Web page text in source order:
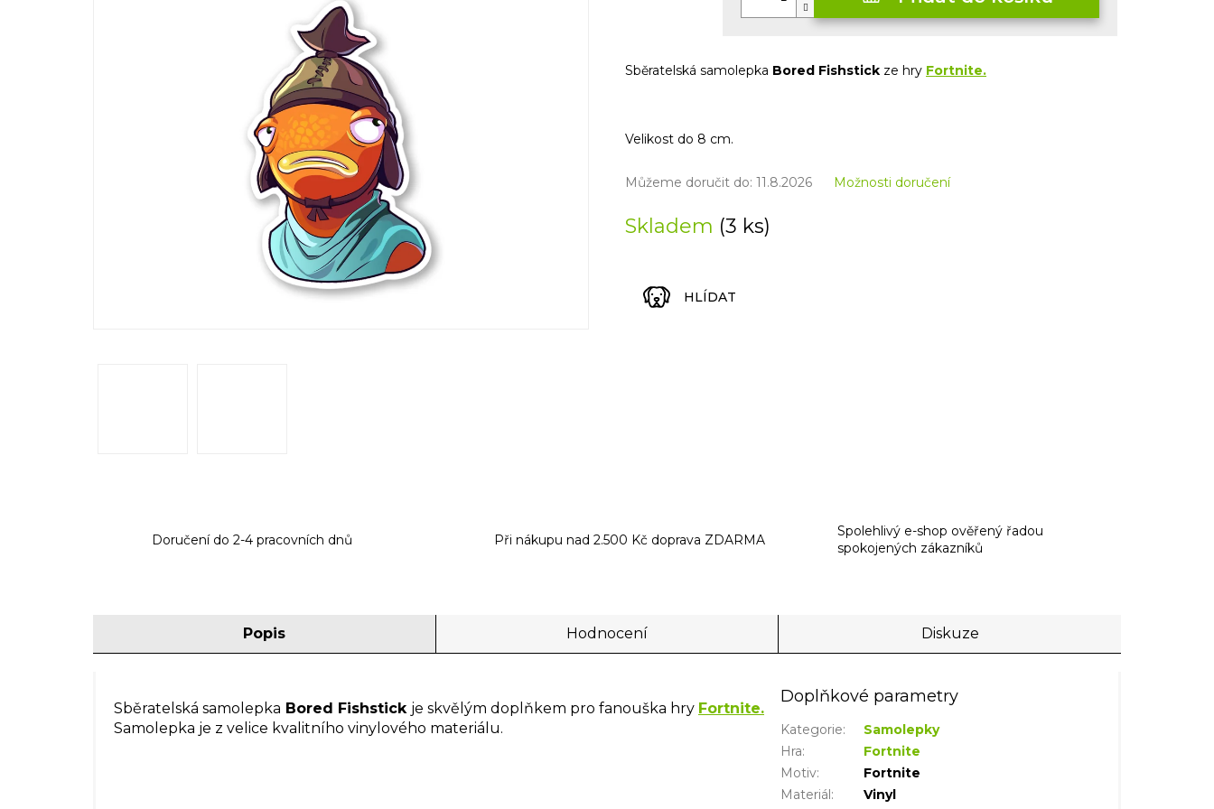
Skladem (3 ks)
Můžeme doručit do: 11.8.2026 Možnosti doručení
Sběratelská samolepka Bored Fishstick ze hry Fortnite.
Velikost do 8 cm.
HLÍDAT
Doručení do 2-4 pracovních dnů Při nákupu nad 2.500 Kč doprava ZDARMA
Spolehlivý e-shop ověřený řadou
spokojených zákazníků
Popis Hodnocení Diskuze
Sběratelská samolepka Bored Fishstick je skvělým doplňkem pro fanouška hry Fortnite.
Samolepka je z velice kvalitního vinylového materiálu.
Doplňkové parametry
Kategorie:
Samolepky
Hra:
Fortnite
Motiv:
Fortnite
Materiál:
Vinyl